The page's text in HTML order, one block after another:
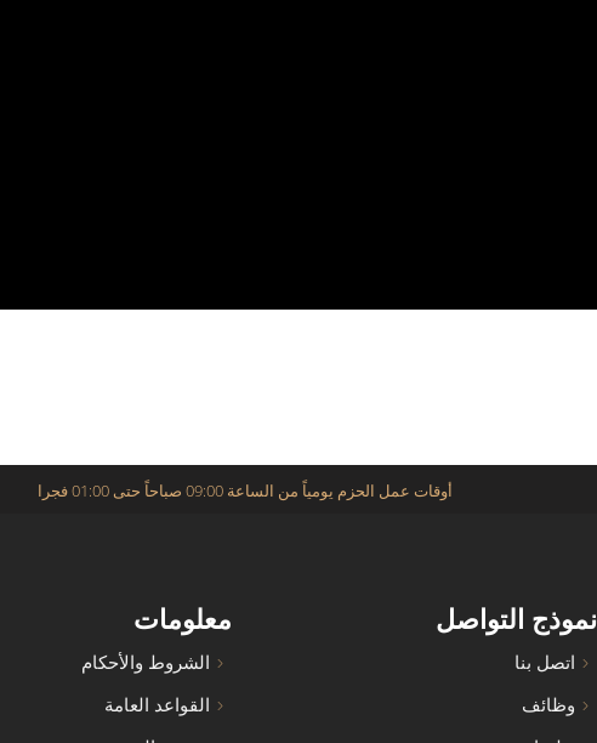
أوقات عمل الحزم يومياً من الساعة 09:00 صباحاً حتى 01:00 فجرا
نموذج التواصل
اتصل بنا
وظائف
معلومات
الشروط والأحكام
القواعد العامة